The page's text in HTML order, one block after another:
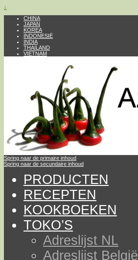
↓
CHINA
JAPAN
KOREA
INDONESIË
INDIA
THAILAND
VIETNAM
Spring naar de primaire inhoud
Spring naar de secundaire inhoud
PRODUCTEN
RECEPTEN
KOOKBOEKEN
TOKO’S
Adreslijst NL
Adreslijst België